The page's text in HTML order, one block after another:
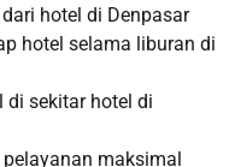
hotel di Denpasar
hotel selama liburan di
di sekitar hotel di
maksimal